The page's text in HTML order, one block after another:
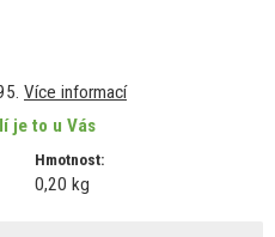
Více informací
je to u Vás
Hmotnost:
0,20 kg